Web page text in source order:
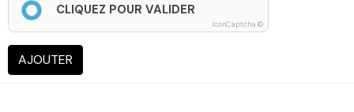
CLIQUEZ POUR VALIDER
IconCaptcha ©
AJOUTER